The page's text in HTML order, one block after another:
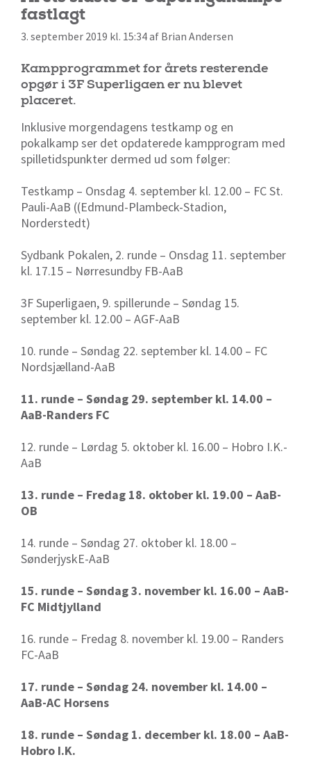
fastlagt
3. september 2019 kl. 15:34 af Brian Andersen
Kampprogrammet for årets resterende
opgør i 3F Superligaen er nu blevet
placeret.
Inklusive morgendagens testkamp og en
pokalkamp ser det opdaterede kampprogram med
spilletidspunkter dermed ud som følger:
Testkamp – Onsdag 4. september kl. 12.00 – FC St.
Pauli-AaB ((Edmund-Plambeck-Stadion,
Norderstedt)
Sydbank Pokalen, 2. runde – Onsdag 11. september
kl. 17.15 – Nørresundby FB-AaB
3F Superligaen, 9. spillerunde – Søndag 15.
september kl. 12.00 – AGF-AaB
10. runde – Søndag 22. september kl. 14.00 – FC
Nordsjælland-AaB
11. runde – Søndag 29. september kl. 14.00 –
AaB-Randers FC
12. runde – Lørdag 5. oktober kl. 16.00 – Hobro I.K.-
AaB
13. runde – Fredag 18. oktober kl. 19.00 – AaB-
OB
14. runde – Søndag 27. oktober kl. 18.00 –
SønderjyskE-AaB
15. runde – Søndag 3. november kl. 16.00 – AaB-
FC Midtjylland
16. runde – Fredag 8. november kl. 19.00 – Randers
FC-AaB
17. runde – Søndag 24. november kl. 14.00 –
AaB-AC Horsens
18. runde – Søndag 1. december kl. 18.00 – AaB-
Hobro I.K.